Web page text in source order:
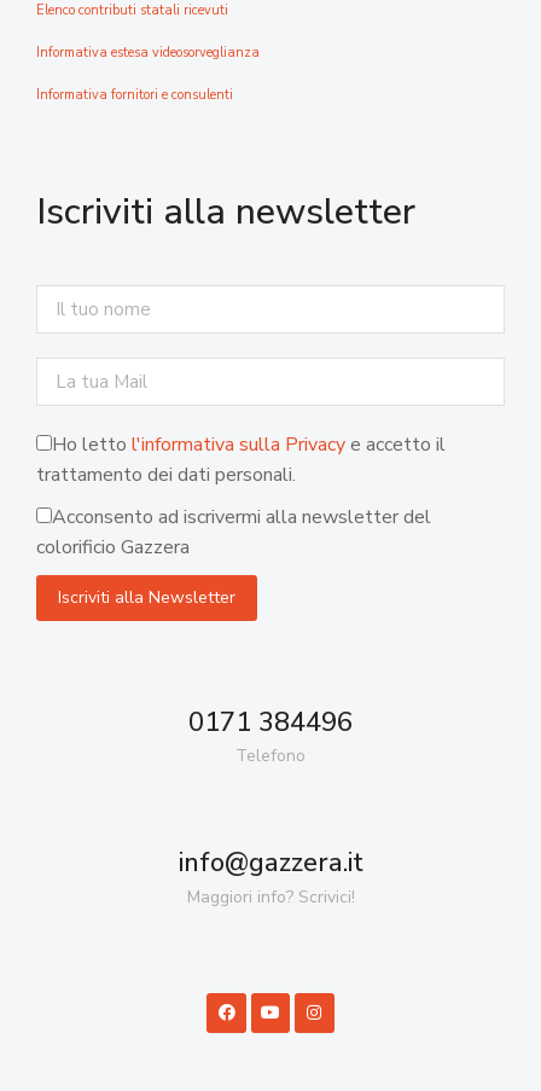
Elenco contributi statali ricevuti
Informativa estesa videosorveglianza
Informativa fornitori e consulenti
Iscriviti alla newsletter
Ho letto l'informativa sulla Privacye accetto il
trattamento dei dati personali.
Acconsento ad iscrivermi alla newsletter del
colorificio Gazzera
0171 384496
Telefono
info@gazzera.it
Maggiori info? Scrivici!